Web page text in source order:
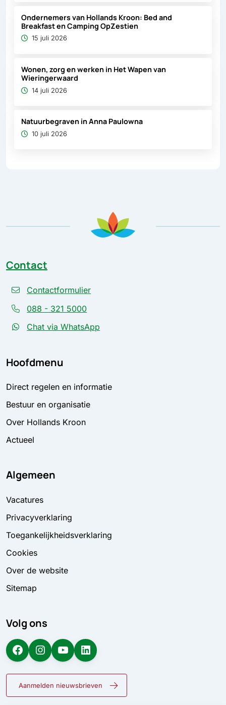
Ondernemers van Hollands Kroon: Bed and
Breakfast en Camping OpZestien
15 juli 2026
Wonen, zorg en werken in Het Wapen van
Wieringerwaard
14 juli 2026
Natuurbegraven in Anna Paulowna
10 juli 2026
Contact
Contactformulier
088 - 321 5000
Chat via WhatsApp
Hoofdmenu
Direct regelen en informatie
Bestuur en organisatie
Over Hollands Kroon
Actueel
Algemeen
Vacatures
Privacyverklaring
Toegankelijkheidsverklaring
Cookies
Over de website
Sitemap
Volg ons
Facebook Instagram YouTube LinkedIn
Aanmelden nieuwsbrieven